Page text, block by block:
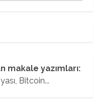
makale yazımları:
Bitcoin...